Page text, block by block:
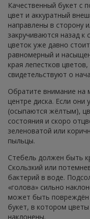
Качественный букет с
цвет и аккуратный
направлены в сторону
закручиваются назад
цветок уже давно
равномерный и
края лепестков
свидетельствуют о
Обратите внимание на
центре диска. Если они
(осыпаются жёлтым),
состояния и скоро
зеленоватой или
пыльцы.
Стебель должен быть
Скользкий или
бактерий в воде.
«голова» сильно
может быть
букет, в котором
наклонены.